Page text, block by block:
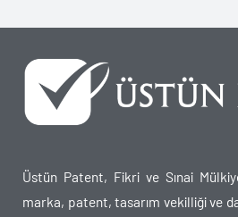
Üstün Patent, Fikri ve Sınai
marka, patent, tasarım vekilliği ve